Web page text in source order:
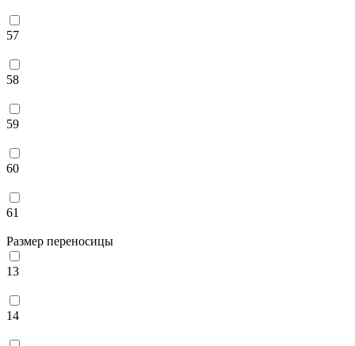
57
58
59
60
61
Размер переносицы
13
14